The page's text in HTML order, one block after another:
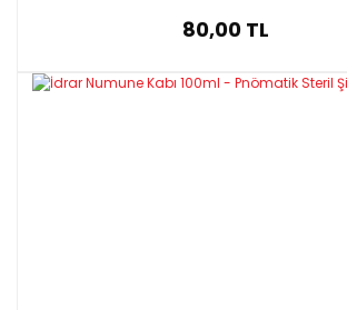
80,00 TL